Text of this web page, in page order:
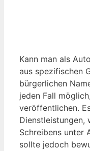
Kann man als
aus spezifischen
bürgerlichen
jeden Fall
veröffentlichen.
Dienstleistungen,
Schreibens unter
sollte jedoch